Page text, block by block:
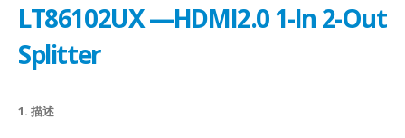
LT86102UX —HDMI2.0 1-In 2-Out
Splitter
1. 描述